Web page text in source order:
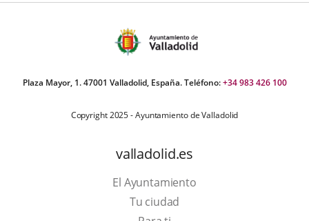
Plaza Mayor, 1. 47001 Valladolid, España. Teléfono:+34 983 426 100
Copyright 2025 - Ayuntamiento de Valladolid
valladolid.es
El Ayuntamiento
Tu ciudad